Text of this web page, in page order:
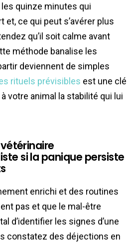
quinze minutes qui
et, ce qui peut s’avérer plus
qu’il soit calme avant
méthode banalise les
deviennent de simples
rituels prévisibles est une clé
votre animal la stabilité qui lui
si la panique persiste
enrichi et des routines
pas et que le mal-être
d’identifier les signes d’une
constatez des déjections en